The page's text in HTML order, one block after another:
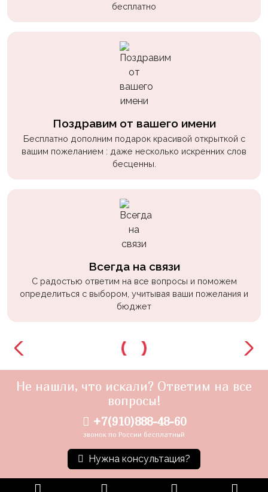
бесплатно
Поздравим от вашего имени
Бесплатно дополним подарок красивой открыткой с
вашим пожеланием : даже несколько искренних слов
бесценны.
Всегда на связи
С радостью ответим на все вопросы и поможем
определиться с выбором, учитывая ваши пожелания и
бюджет
Не нашли, что искали? Ответим на все
вопросы!
+7(910)888-48-60
звонок по России бесплатный
Нужна консультация?